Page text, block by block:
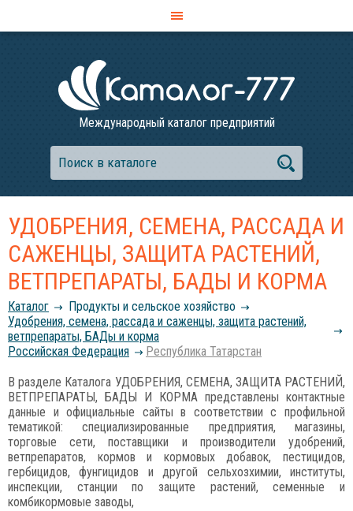
Международный каталог предприятий
УДОБРЕНИЯ, СЕМЕНА, РАССАДА И
САЖЕНЦЫ, ЗАЩИТА РАСТЕНИЙ,
ВЕТПРЕПАРАТЫ, БАДЫ И КОРМА
Каталог
Продукты и сельское хозяйство
Удобрения, семена, рассада и саженцы, защита растений,
ветпрепараты, БАДы и корма
Российcкая Федерация
Республика Татарстан
В разделе Каталога УДОБРЕНИЯ, СЕМЕНА, ЗАЩИТА РАСТЕНИЙ,
ВЕТПРЕПАРАТЫ, БАДЫ И КОРМА представлены контактные
данные и официальные сайты в соответствии с профильной
тематикой: специализированные предприятия, магазины,
торговые сети, поставщики и производители удобрений,
ветпрепаратов, кормов и кормовых добавок, пестицидов,
гербицидов, фунгицидов и другой сельхозхимии, институты,
инспекции, станции по защите растений, семенные и
комбикормовые заводы,